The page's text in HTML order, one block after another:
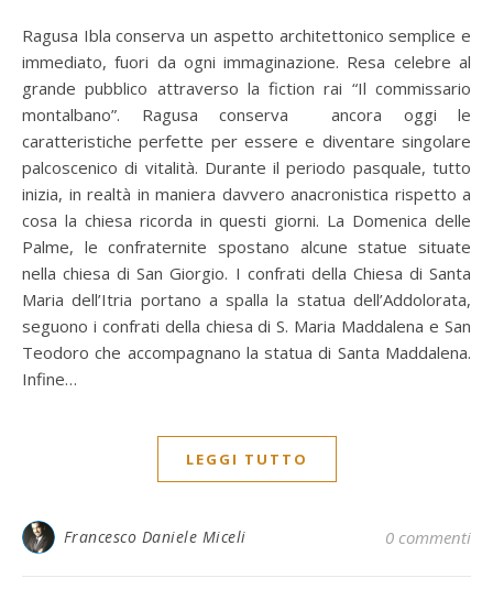
Ragusa Ibla conserva un aspetto architettonico semplice e
immediato, fuori da ogni immaginazione. Resa celebre al
grande pubblico attraverso la fiction rai “Il commissario
montalbano”. Ragusa conserva ancora oggi le
caratteristiche perfette per essere e diventare singolare
palcoscenico di vitalità. Durante il periodo pasquale, tutto
inizia, in realtà in maniera davvero anacronistica rispetto a
cosa la chiesa ricorda in questi giorni. La Domenica delle
Palme, le confraternite spostano alcune statue situate
nella chiesa di San Giorgio. I confrati della Chiesa di Santa
Maria dell’Itria portano a spalla la statua dell’Addolorata,
seguono i confrati della chiesa di S. Maria Maddalena e San
Teodoro che accompagnano la statua di Santa Maddalena.
Infine…
LEGGI TUTTO
Francesco Daniele Miceli 0 commenti